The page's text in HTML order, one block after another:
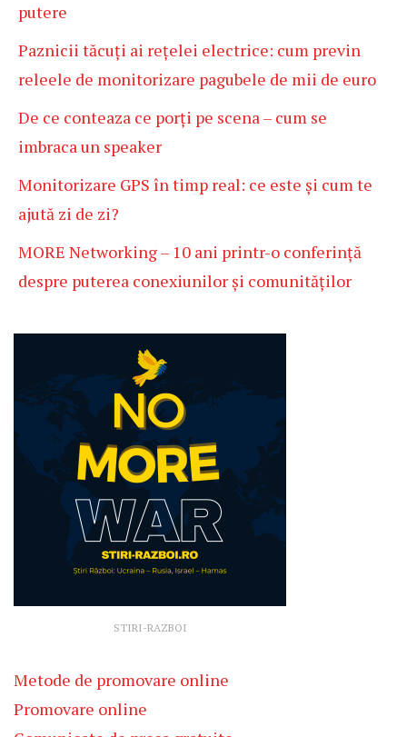
putere
Paznicii tăcuți ai rețelei electrice: cum previn
releele de monitorizare pagubele de mii de euro
De ce conteaza ce porți pe scena – cum se
imbraca un speaker
Monitorizare GPS în timp real: ce este și cum te
ajută zi de zi?
MORE Networking – 10 ani printr-o conferință
despre puterea conexiunilor și comunităților
STIRI-RAZBOI
Metode de promovare online
Promovare online